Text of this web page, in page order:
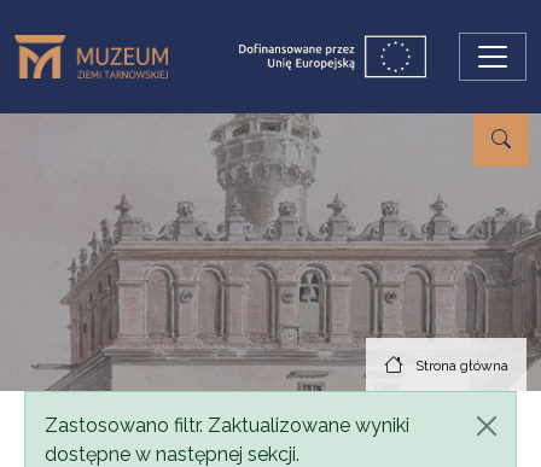
Strona główna
Komunikat
Zastosowano filtr. Zaktualizowane wyniki
dostępne w następnej sekcji.